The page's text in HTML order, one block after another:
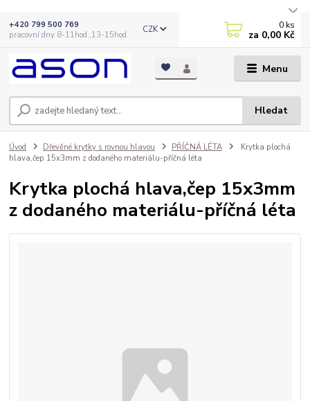
Menu
CZK
Hledat
+420 799 500 769
pracovní dny 8-11hod.,13-15hod.
0 ks
za 0,00 Kč
Úvod Dřevěné krytky s rovnou hlavou PŘÍČNÁ LÉTA
Krytka plochá
hlava,čep 15x3mm z dodaného materiálu-příčná léta
Krytka plochá hlava,čep 15x3mm
z dodaného materiálu-příčná léta